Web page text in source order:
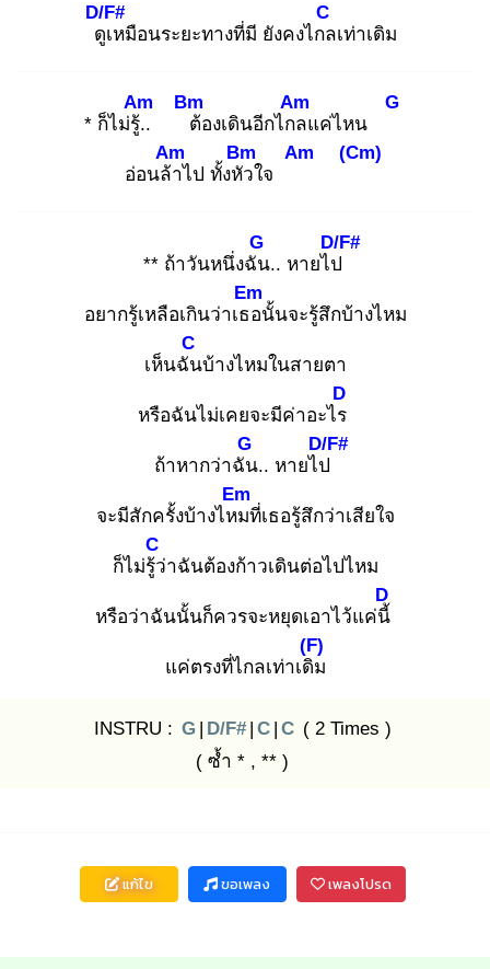
ดูเ
D/F#
หมือนระยะทางที่มี ยังคงไกล
C
เท่าเดิม
* ก็ไม่รู้..
Am
ต้
Bm
องเดินอีกไกล
Am
แค่ไหน
G
อ่อนล้า
Am
ไป ทั้งหัว
Bm
ใจ
Am (Cm)
** ถ้าวันหนึ่งฉัน
G
.. หายไป
D/F#
อยากรู้เหลือเกินว่าเธอ
Em
นั้นจะรู้สึกบ้างไหม
เห็นฉัน
C
บ้างไหมในสายตา
หรือฉันไม่เคยจะมีค่าอะไร
D
ถ้าหากว่าฉัน
G
.. หายไป
D/F#
จะมีสักครั้งบ้างไหม
Em
ที่เธอรู้สึกว่าเสียใจ
ก็ไม่รู้ว่
C
าฉันต้องก้าวเดินต่อไปไหม
หรือว่าฉันนั้นก็ควรจะหยุดเอาไว้แค่นี้
D
แค่ตรงที่ไกลเท่าเดิม
(F)
INSTRU : G | D/F# | C | C ( 2 Times )
( ซ้ำ * , ** )
แก้ไข ขอเพลง เพลงโปรด